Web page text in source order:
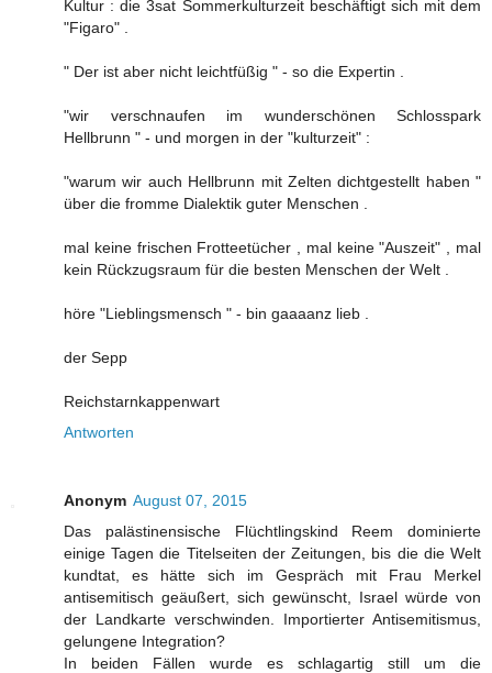
Kultur : die 3sat Sommerkulturzeit beschäftigt sich mit dem
"Figaro" .
" Der ist aber nicht leichtfüßig " - so die Expertin .
"wir verschnaufen im wunderschönen Schlosspark
Hellbrunn " - und morgen in der "kulturzeit" :
"warum wir auch Hellbrunn mit Zelten dichtgestellt haben "
über die fromme Dialektik guter Menschen .
mal keine frischen Frotteetücher , mal keine "Auszeit" , mal
kein Rückzugsraum für die besten Menschen der Welt .
höre "Lieblingsmensch " - bin gaaaanz lieb .
der Sepp
Reichstarnkappenwart
Antworten
Anonym August 07, 2015
Das palästinensische Flüchtlingskind Reem dominierte
einige Tagen die Titelseiten der Zeitungen, bis die die Welt
kundtat, es hätte sich im Gespräch mit Frau Merkel
antisemitisch geäußert, sich gewünscht, Israel würde von
der Landkarte verschwinden. Importierter Antisemitismus,
gelungene Integration?
In beiden Fällen wurde es schlagartig still um die